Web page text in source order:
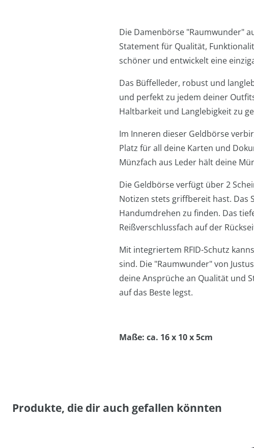
Die Damenbörse "Raumwunder"
Statement für Qualität,
schöner und entwickelt eine
Das Büffelleder, robust und
und perfekt zu jedem deiner
Haltbarkeit und Langlebigkeit zu
Im Inneren dieser Geldbörse
Platz für all deine Karten und
Münzfach aus Leder hält deine
Die Geldbörse verfügt über 2
Notizen stets griffbereit hast. Das
Handumdrehen zu finden. Das
Reißverschlussfach auf der
Mit integriertem RFID-Schutz
sind. Die "Raumwunder" von
deine Ansprüche an Qualität und
auf das Beste legst.
Maße: ca. 16 x 10 x 5cm
Produkte, die dir auch gefallen könnten